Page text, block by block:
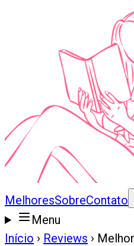
MelhoresSobreContato
Menu
Início › Reviews ›